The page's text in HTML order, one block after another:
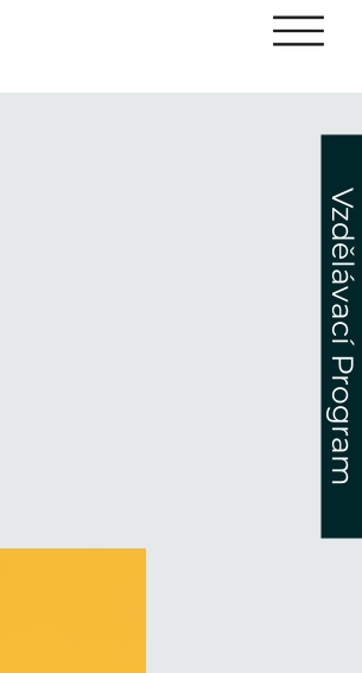
Vzdělávací Program